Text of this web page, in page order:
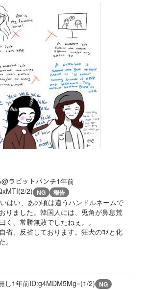
@ラビットパンチ1年前
2) NG 報告
はい、あの頃は違うハンドルネームで
りました。韓国人には、兎角が鼻息荒
く、常勝無敗でしたねぇ。。
省、反省しております。狂犬のﾖﾒと化
。
し1年前ID:g4MDM5Mg=(1/2) NG